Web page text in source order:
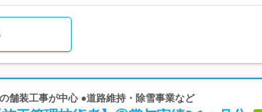
舗装工事が中心 ●道路維持・除雪事業など